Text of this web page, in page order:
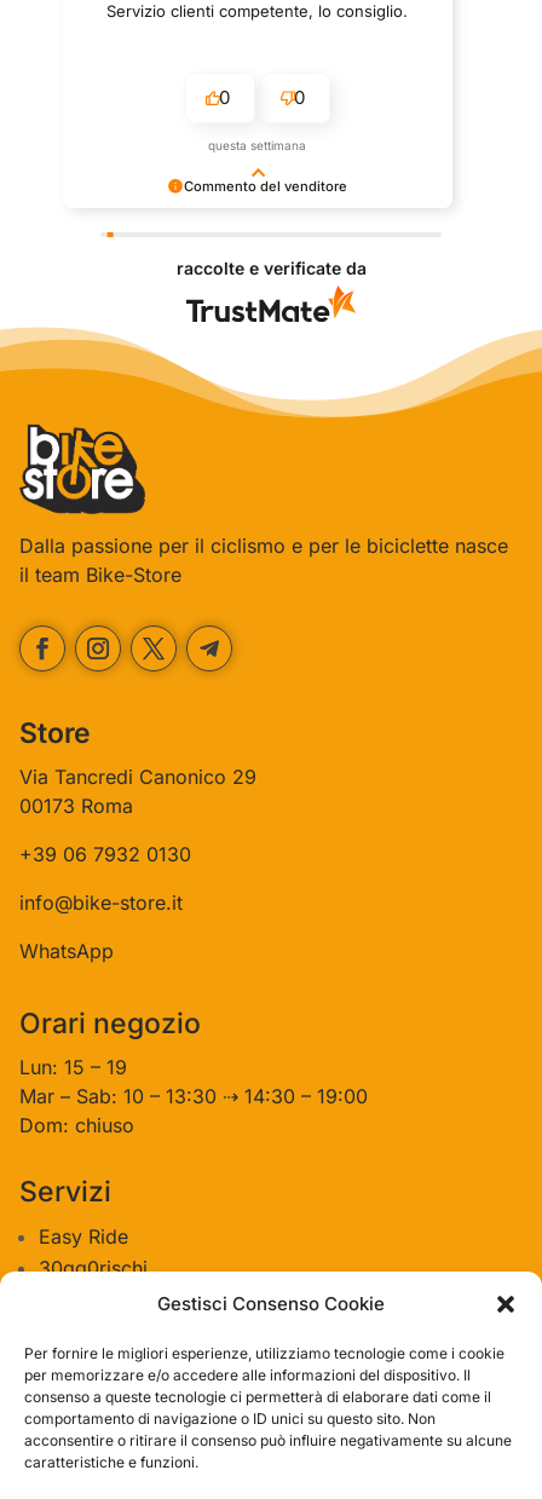
Gestisci Consenso Cookie
Per fornire le migliori esperienze, utilizziamo tecnologie come i cookie
per memorizzare e/o accedere alle informazioni del dispositivo. Il
consenso a queste tecnologie ci permetterà di elaborare dati come il
comportamento di navigazione o ID unici su questo sito. Non
acconsentire o ritirare il consenso può influire negativamente su alcune
caratteristiche e funzioni.
Commento del venditore
servizio giusto a clienti così fantastici. Grazie
Servizio clienti competente, lo consiglio.
0 0
questa settimana
raccolte e verificate da
Dalla passione per il ciclismo e per le biciclette nasce
il team Bike-Store
Store
Via Tancredi Canonico 29
00173 Roma
+39 06 7932 0130
info@bike-store.it
WhatsApp
Orari negozio
Lun: 15 – 19
Mar – Sab: 10 – 13:30 ⇢ 14:30 – 19:00
Dom: chiuso
Servizi
Easy Ride
30gg0rischi
Servizi Officina
Azienda
Contatti